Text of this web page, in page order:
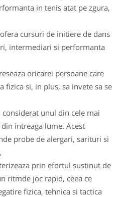
in tenis atat pe zgura,
cursuri de initiere de dans
intermediari si performanta
oricarei persoane care
fizica si, in plus, sa invete sa se
unul din cele mai
intreaga lume. Acest
probe de alergari, sarituri si
prin efortul sustinut de
ritmde joc rapid, ceea ce
fizica, tehnica si tactica